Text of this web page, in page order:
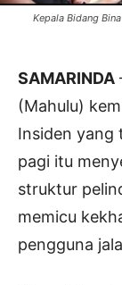
Kepala Bidang
SAMARINDA
(Mahulu)
Insiden yang
pagi itu
struktur
memicu
pengguna